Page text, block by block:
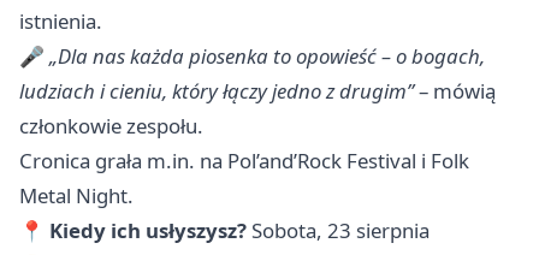
istnienia.
🎤 „Dla nas każda piosenka to opowieść – o bogach,
ludziach i cieniu, który łączy jedno z drugim”– mówią
członkowie zespołu.
Cronica grała m.in. na Pol’and’Rock Festival i Folk
Metal Night.
📍 Kiedy ich usłyszysz?Sobota, 23 sierpnia